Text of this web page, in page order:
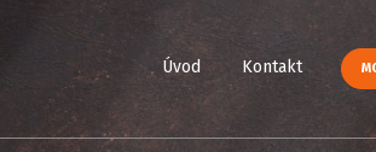
Úvod Kontakt